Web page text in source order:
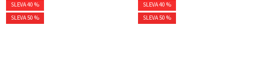
SLEVA 40 %
SLEVA 50 %
SLEVA 40 %
SLEVA 50 %